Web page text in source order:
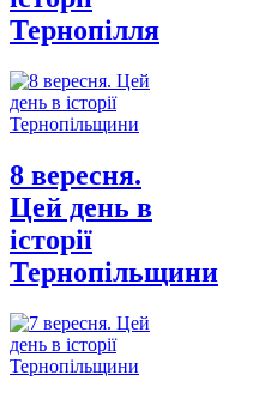
Тернопілля
8 вересня.
Цей день в
історії
Тернопільщини